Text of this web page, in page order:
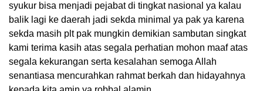
syukur bisa menjadi pejabat di tingkat nasional ya kalau
balik lagi ke daerah jadi sekda minimal ya pak ya karena
sekda masih plt pak mungkin demikian sambutan singkat
kami terima kasih atas segala perhatian mohon maaf atas
segala kekurangan serta kesalahan semoga Allah
senantiasa mencurahkan rahmat berkah dan hidayahnya